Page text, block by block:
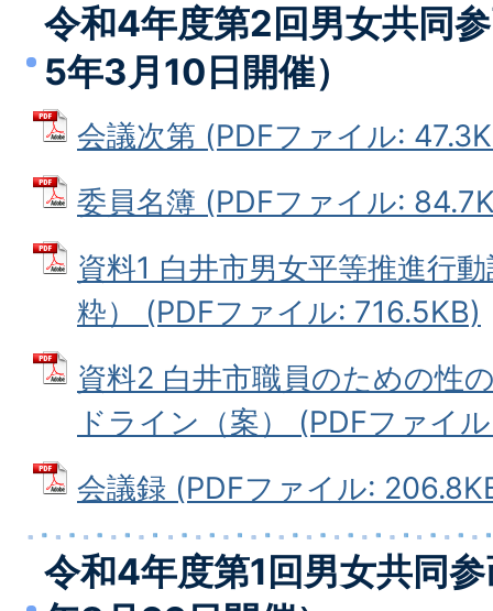
令和4年度第2回男女共同
5年3月10日開催）
会議次第 (PDFファイル:
委員名簿 (PDFファイル:
資料1 白井市男女平等推進行
粋） (PDFファイル: 716.5KB)
資料2 白井市職員のための性
ドライン（案） (PDFファイ
会議録 (PDFファイル:
令和4年度第1回男女共同